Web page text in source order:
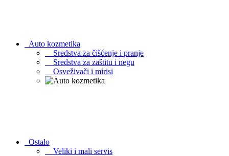
Auto kozmetika
Sredstva za čišćenje i pranje
Sredstva za zaštitu i negu
Osveživači i mirisi
Ostalo
Veliki i mali servis